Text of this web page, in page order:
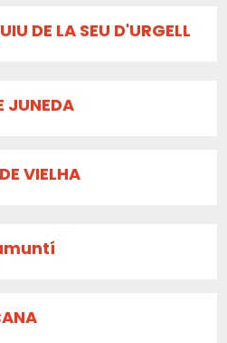
DE LA SEU D'URGELL
JUNEDA
VIELHA